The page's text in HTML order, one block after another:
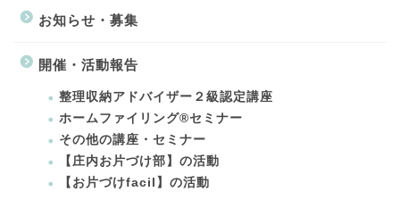
お知らせ・募集
開催・活動報告
整理収納アドバイザー２級認定講座
ホームファイリング®セミナー
その他の講座・セミナー
【庄内お片づけ部】の活動
【お片づけfacil】の活動